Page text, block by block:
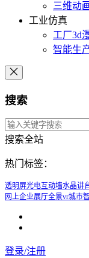
三维动
工业仿真
工厂3d
智能生
搜索
搜索全站
热门标签：
透明屏光电互动墙水晶讲
网上企业展厅全景vr城市
登录/注册